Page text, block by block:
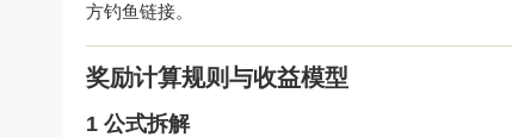
方钓鱼链接。
奖励计算规则与收益模型
1 公式拆解